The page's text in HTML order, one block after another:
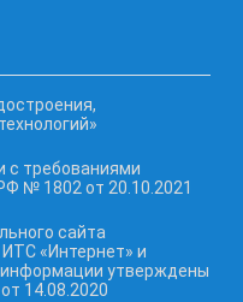
с требованиями
№ 1802 от 20.10.2021
сайта
«Интернет» и
утверждены
14.08.2020